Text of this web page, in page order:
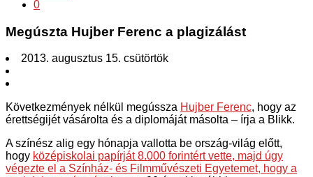
0
Megúszta Hujber Ferenc a plagizálást
2013. augusztus 15. csütörtök
Következmények nélkül megússza Hujber Ferenc, hogy az
érettségijét vásárolta és a diplomáját másolta – írja a Blikk.
A színész alig egy hónapja vallotta be ország-világ előtt,
hogy középiskolai papírját 8.000 forintért vette, majd úgy
végezte el a Színház- és Filmművészeti Egyetemet, hogy a